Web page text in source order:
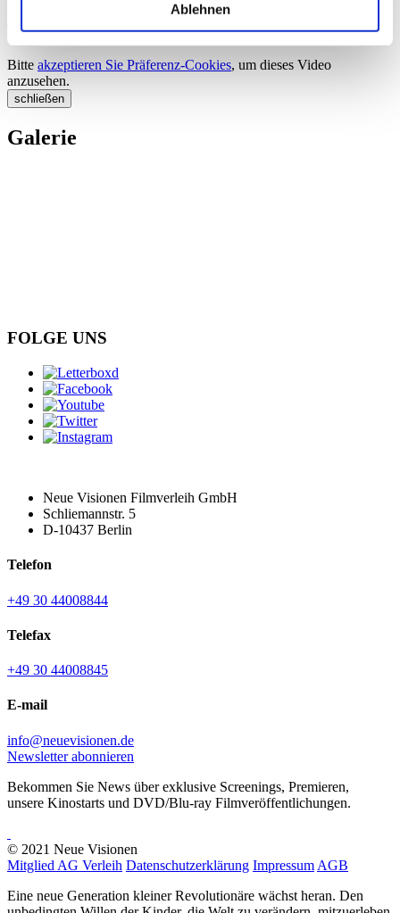
Ablehnen
Trailer "Morgen gehört uns"
Bitte akzeptieren Sie Präferenz-Cookies, um dieses Video
anzusehen.
schließen
Galerie
FOLGE UNS
Neue Visionen Filmverleih GmbH
Schliemannstr. 5
D-10437 Berlin
Telefon
+49 30 44008844
Telefax
+49 30 44008845
E-mail
info@neuevisionen.de
Newsletter abonnieren
Bekommen Sie News über exklusive Screenings, Premieren,
unsere Kinostarts und DVD/Blu-ray Filmveröffentlichungen.
© 2021 Neue Visionen
Mitglied AG Verleih Datenschutzerklärung Impressum AGB
Eine neue Generation kleiner Revolutionäre wächst heran. Den